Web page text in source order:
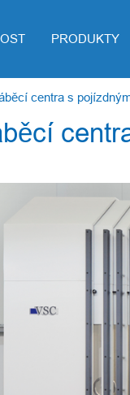
PRODUKTY
centra s